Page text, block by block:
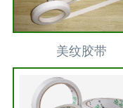
美纹胶带